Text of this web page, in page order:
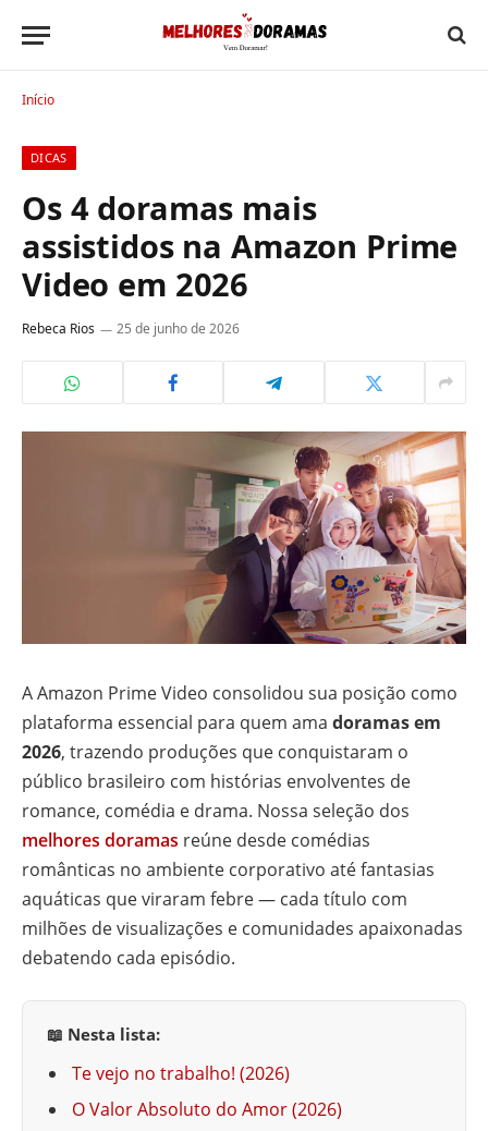
Início
DICAS
Os 4 doramas mais
assistidos na Amazon Prime
Video em 2026
Rebeca Rios 25 de junho de 2026
A Amazon Prime Video consolidou sua posição como
plataforma essencial para quem ama doramas em
2026, trazendo produções que conquistaram o
público brasileiro com histórias envolventes de
romance, comédia e drama. Nossa seleção dos
melhores doramas reúne desde comédias
românticas no ambiente corporativo até fantasias
aquáticas que viraram febre — cada título com
milhões de visualizações e comunidades apaixonadas
debatendo cada episódio.
📖 Nesta lista:
Te vejo no trabalho! (2026)
O Valor Absoluto do Amor (2026)